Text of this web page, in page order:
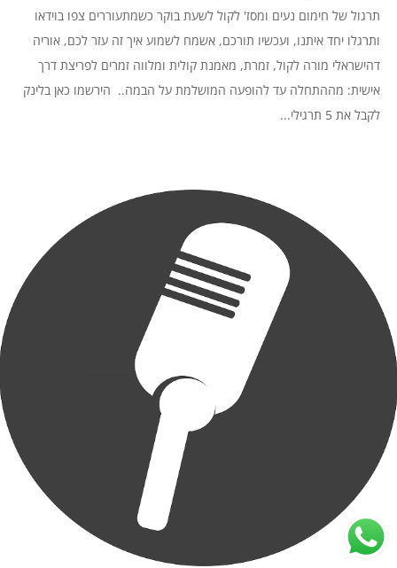
תרגול של חימום נעים ומסז' לקול לשעת בוקר כשמתעוררים צפו בוידאו
ותרגלו יחד איתנו, ועכשיו תורכם, אשמח לשמוע איך זה עזר לכם, אוריה
דהישראלי מורה לקול, זמרת, מאמנת קולית ומלווה זמרים לפריצת דרך
אישית: מההתחלה עד להופעה המושלמת על הבמה.. הירשמו כאן בלינק
לקבל את 5 תרגילי...